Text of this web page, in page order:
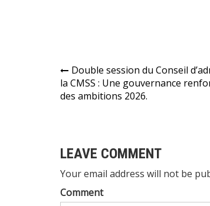
Navigation
de
Double session du Conseil
la CMSS : Une gouvernance
des ambitions 2026.
LEAVE COMMENT
Your email address will not be
Comment